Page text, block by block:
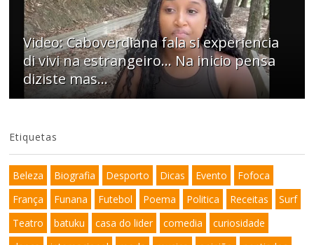
Video: Caboverdiana fala si experiencia
di vivi na estrangeiro... Na inicio pensa
diziste mas...
Etiquetas
Beleza Biografia Desporto Dicas Evento
Fofoca
França
Funana Futebol Poema Politica Receitas
Surf
Teatro
batuku casa do lider comedia
curiosidade